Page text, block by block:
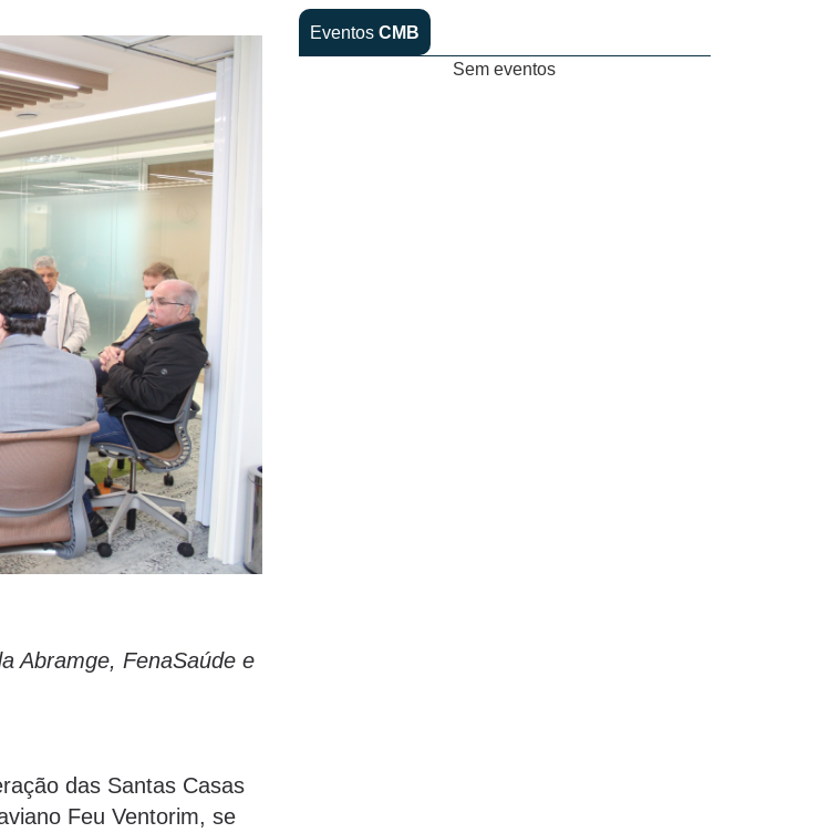
Abramge, FenaSaúde e
das Santas Casas
Feu Ventorim, se
Eventos CMB
Sem eventos